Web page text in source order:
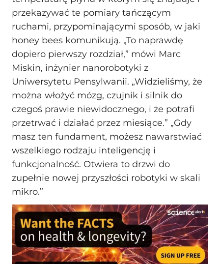
przekazywać te pomiary tańczącym
ruchami, przypominającymi sposób, w jaki
honey bees komunikują. „To naprawdę
dopiero pierwszy rozdział,” mówi Marc
Miskin, inżynier nanorobotyki z
Uniwersytetu Pensylwanii. „Widzieliśmy, że
można włożyć mózg, czujnik i silnik do
czegoś prawie niewidocznego, i że potrafi
przetrwać i działać przez miesiące.” „Gdy
masz ten fundament, możesz nawarstwiać
wszelkiego rodzaju inteligencję i
funkcjonalność. Otwiera to drzwi do
zupełnie nowej przyszłości robotyki w skali
mikro.”